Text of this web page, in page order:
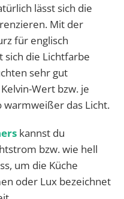
lässt sich die
Mit der
für englisch
sich die Lichtfarbe
sehr gut
Wert bzw. je
das Licht.
kannst du
bzw. wie hell
um die Küche
oder Lux bezeichnet